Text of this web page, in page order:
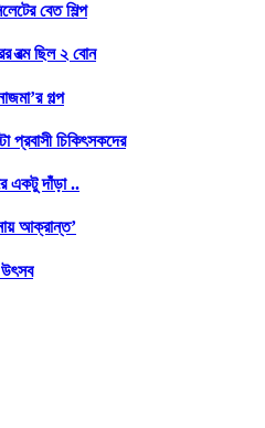
বেত শিল্প
রত্ম ছিল ২ বোন
গল্প
প্রবাসী চিকিৎসকদের
একটু দাঁড়া ..
আক্রান্ত’
উৎসব